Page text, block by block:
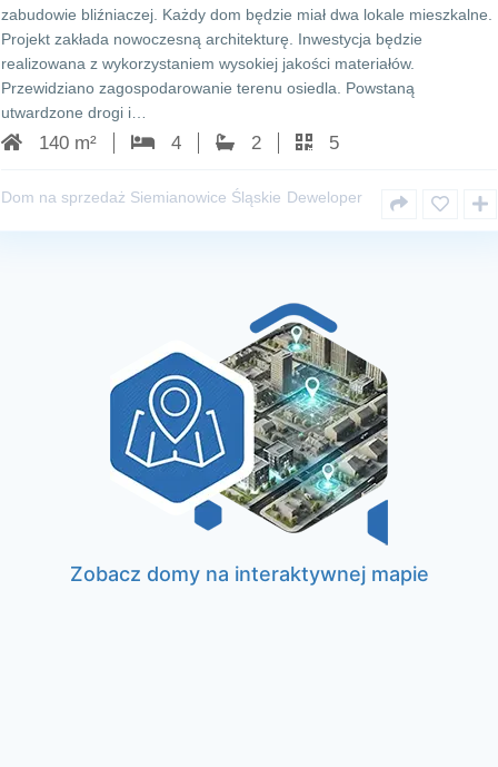
zabudowie bliźniaczej. Każdy dom będzie miał dwa lokale mieszkalne.
Projekt zakłada nowoczesną architekturę. Inwestycja będzie
realizowana z wykorzystaniem wysokiej jakości materiałów.
Przewidziano zagospodarowanie terenu osiedla. Powstaną
utwardzone drogi i…
140 m² 4 2 5
Dom na sprzedaż Siemianowice Śląskie Deweloper
Zobacz domy na interaktywnej mapie